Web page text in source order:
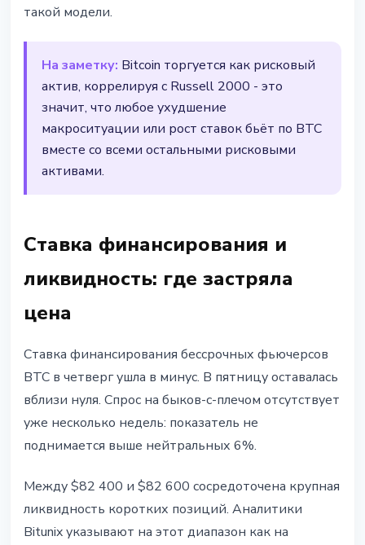
такой модели.
На заметку: Bitcoin торгуется как рисковый
актив, коррелируя с Russell 2000 - это
значит, что любое ухудшение
макроситуации или рост ставок бьёт по BTC
вместе со всеми остальными рисковыми
активами.
Ставка финансирования и
ликвидность: где застряла
цена
Ставка финансирования бессрочных фьючерсов
BTC в четверг ушла в минус. В пятницу оставалась
вблизи нуля. Спрос на быков-с-плечом отсутствует
уже несколько недель: показатель не
поднимается выше нейтральных 6%.
Между $82 400 и $82 600 сосредоточена крупная
ликвидность коротких позиций. Аналитики
Bitunix указывают на этот диапазон как на